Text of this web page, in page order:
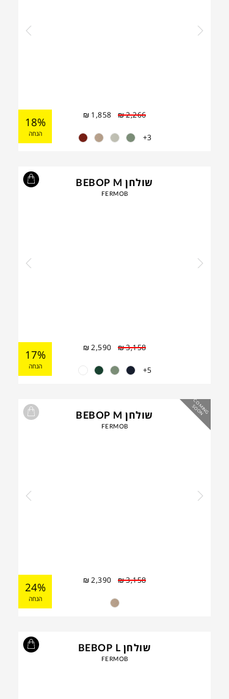
₪2,266
₪ 1,858
18%
הנחה 3+
שולחן BEBOP M
FERMOB
₪3,158
₪2,590
17%
הנחה 5+
C
O
M
IN
G
S
O
O
N שולחן BEBOP M
FERMOB
₪3,158
₪2,390
24%
הנחה
שולחן BEBOP L
FERMOB